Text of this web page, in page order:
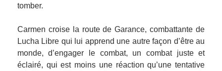
tomber.
Carmen croise la route de Garance, combattante de
Lucha Libre qui lui apprend une autre façon d’être au
monde, d’engager le combat, un combat juste et
éclairé, qui est moins une réaction qu’une tentative